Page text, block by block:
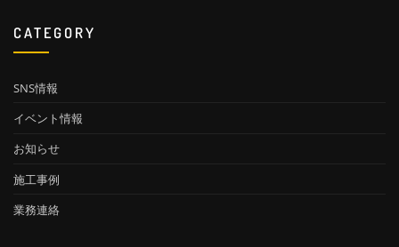
CATEGORY
SNS情報
イベント情報
お知らせ
施工事例
業務連絡